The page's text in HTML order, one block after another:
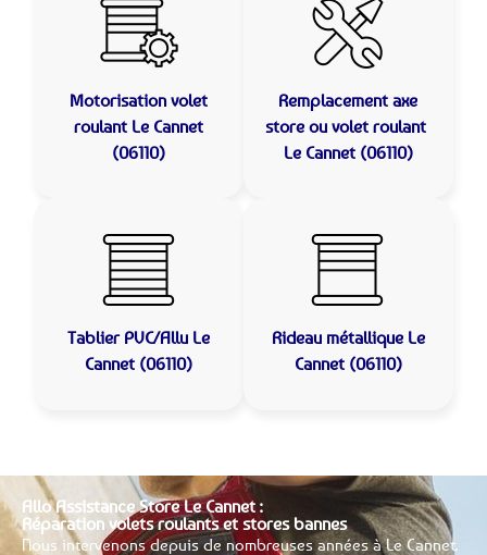
Motorisation volet
roulant Le Cannet
(06110)
Remplacement axe
store ou volet roulant
Le Cannet (06110)
Tablier PVC/Allu Le
Cannet (06110)
Rideau métallique Le
Cannet (06110)
Allo Assistance Store Le Cannet :
Réparation volets roulants et stores bannes
Nous intervenons depuis de nombreuses années à Le Cannet.